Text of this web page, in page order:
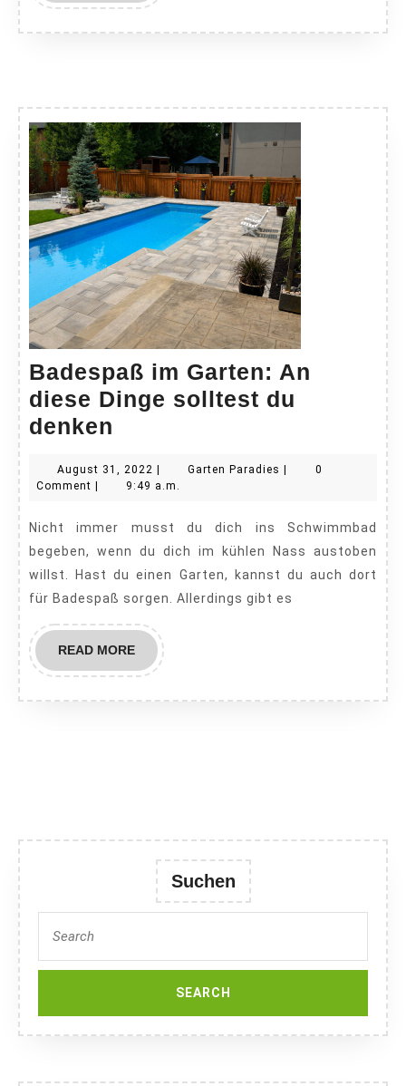
Badespaß im Garten: An
diese Dinge solltest du
denken
Garten:
diese
Dinge
solltest
denken
August 31, 2022 August
31,
Garten Paradies Garten0
Comment
9:49 a.m.
Nicht immer musst du dich ins Schwimmbad
begeben, wenn du dich im kühlen Nass austoben
willst. Hast du einen Garten, kannst du auch dort
für Badespaß sorgen. Allerdings gibt es
READ MOREREAD
MORE
Suchen
for: